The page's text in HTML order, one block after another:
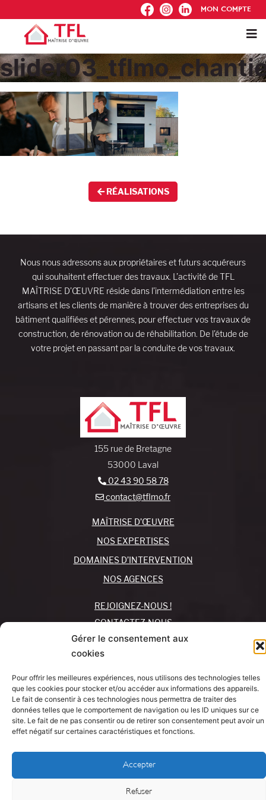
Gérer le consentement aux
cookies
Pour offrir les meilleures expériences, nous utilisons des technologies telles
que les cookies pour stocker et/ou accéder aux informations des appareils.
Le fait de consentir à ces technologies nous permettra de traiter des
données telles que le comportement de navigation ou les ID uniques sur ce
site. Le fait de ne pas consentir ou de retirer son consentement peut avoir un
effet négatif sur certaines caractéristiques et fonctions.
Accepter
Refuser
FB IG IN MON COMPTE
RÉALISATIONS
Nous nous adressons aux propriétaires et futurs acquéreurs
qui souhaitent effectuer des travaux. L’activité de TFL
MAÎTRISE D’ŒUVRE réside dans l’intermédiation entre les
artisans et les clients de manière à trouver des entreprises du
bâtiment qualifiées et pérennes, pour effectuer vos travaux de
construction, de rénovation ou de réhabilitation. De l’étude de
votre projet en passant par la conduite de vos travaux.
155 rue de Bretagne
53000 Laval
02 43 90 58 78
contact@tflmo.fr
MAÎTRISE D’ŒUVRE
NOS EXPERTISES
DOMAINES D’INTERVENTION
NOS AGENCES
REJOIGNEZ-NOUS !
CONTACTEZ-NOUS
MON COMPTE
Mentions légales
Politique de cookies
DÉCOUVREZ NOTRE ACTUALITÉ
J’AI UN